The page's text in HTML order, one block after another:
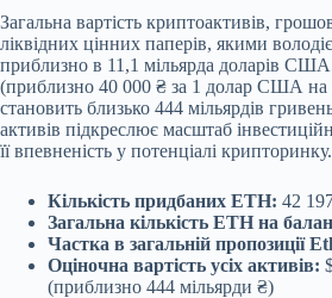
Загальна вартість криптоактивів,
ліквідних цінних паперів, якими
приблизно в 11,1 мільярда доларів
(приблизно 40 000 ₴ за 1 долар США на
становить близько 444 мільярдів
активів підкреслює масштаб
її впевненість у потенціалі крипторинку.
Кількість придбаних ETH: 42
Загальна кількість ETH на
Частка в загальній пропозиції
Оціночна вартість усіх активів:
(приблизно 444 мільярди ₴)